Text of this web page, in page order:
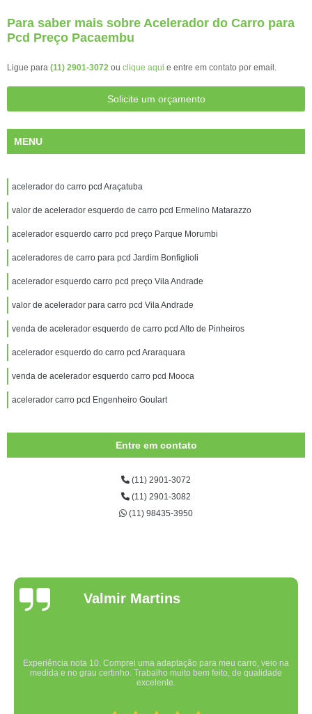
Para saber mais sobre Acelerador do Carro para
Pcd Preço Pacaembu
Ligue para (11) 2901-3072 ou clique aqui e entre em contato por email.
Solicite um orçamento
MENU
acelerador do carro pcd Araçatuba
valor de acelerador esquerdo de carro pcd Ermelino Matarazzo
acelerador esquerdo carro pcd preço Parque Morumbi
aceleradores de carro para pcd Jardim Bonfiglioli
acelerador esquerdo carro pcd preço Vila Andrade
valor de acelerador para carro pcd Vila Andrade
venda de acelerador esquerdo de carro pcd Alto de Pinheiros
acelerador esquerdo do carro pcd Araraquara
venda de acelerador esquerdo carro pcd Mooca
acelerador carro pcd Engenheiro Goulart
Entre em contato
(11) 2901-3072
(11) 2901-3082
(11) 98435-3950
Valmir Martins
Experiência nota 10. Comprei uma adaptação para meu carro, veio na
medida e no grau certinho. Trabalho muito bem feito, de qualidade
excelente.